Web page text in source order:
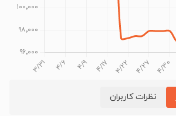
نظرات کاربران